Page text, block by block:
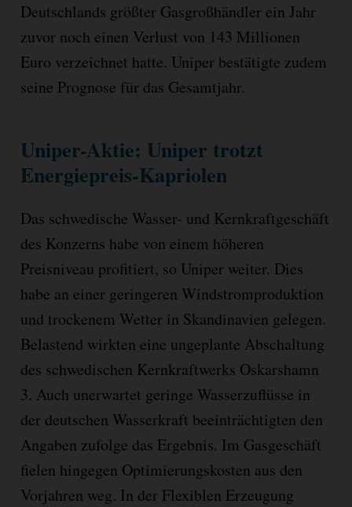
Deutschlands größter Gasgroßhändler ein Jahr
zuvor noch einen Verlust von 143 Millionen
Euro verzeichnet hatte. Uniper bestätigte zudem
seine Prognose für das Gesamtjahr.
Uniper-Aktie: Uniper trotzt
Energiepreis-Kapriolen
Das schwedische Wasser- und Kernkraftgeschäft
des Konzerns habe von einem höheren
Preisniveau profitiert, so Uniper weiter. Dies
habe an einer geringeren Windstromproduktion
und trockenem Wetter in Skandinavien gelegen.
Belastend wirkten eine ungeplante Abschaltung
des schwedischen Kernkraftwerks Oskarshamn
3. Auch unerwartet geringe Wasserzuflüsse in
der deutschen Wasserkraft beeinträchtigten den
Angaben zufolge das Ergebnis. Im Gasgeschäft
fielen hingegen Optimierungskosten aus den
Vorjahren weg. In der Flexiblen Erzeugung